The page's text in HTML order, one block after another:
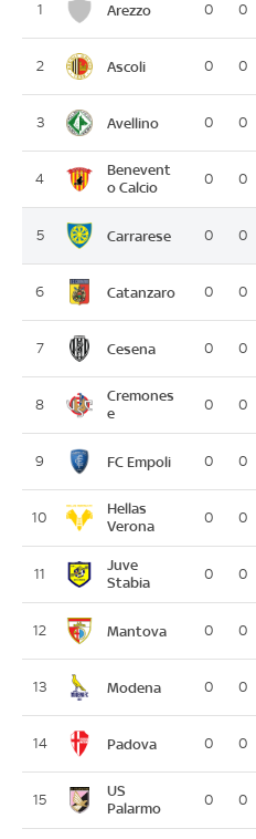
1 Arezzo 0 0
2 Ascoli 0 0
3 Avellino 0 0
4
Benevent
o Calcio
0 0
5 Carrarese 0 0
6 Catanzaro 0 0
7 Cesena 0 0
8
Cremones
e
0 0
9 FC Empoli 0 0
10
Hellas
Verona
0 0
11
Juve
Stabia
0 0
12 Mantova 0 0
13 Modena 0 0
14 Padova 0 0
15
US
Palarmo
0 0